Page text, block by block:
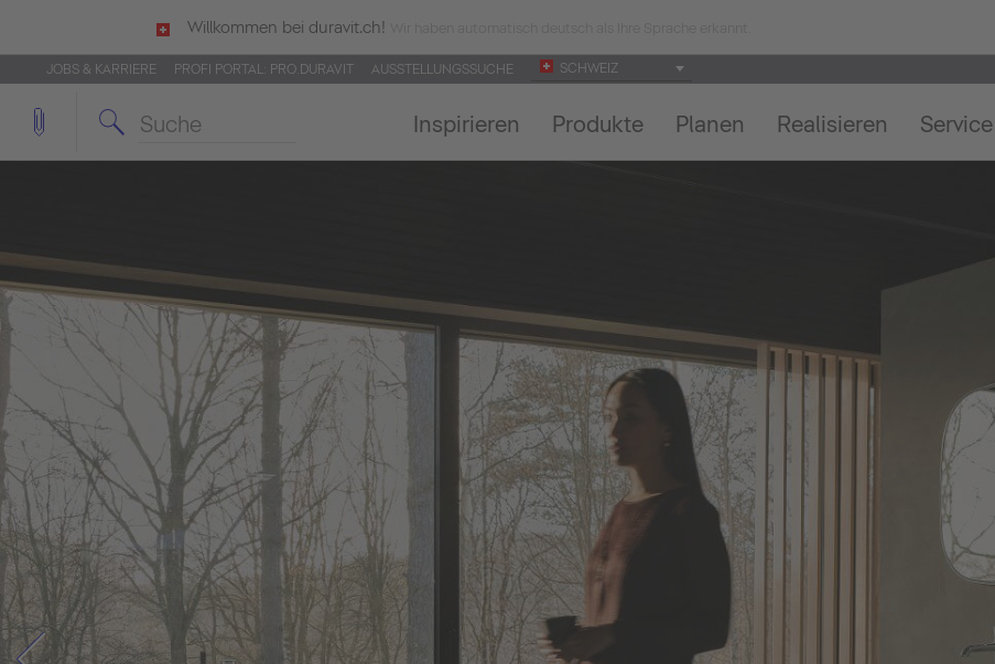
Willkommen bei duravit.ch!
JOBS & KARRIERE PROFI PORTAL: PRO.DURAVIT AUSSTELLUNGSSUCHE SCHWEIZ
Inspirieren Produkte Planen Realisieren Service